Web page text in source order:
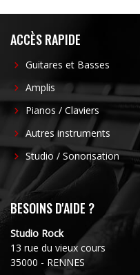
ACCÈS RAPIDE
Guitares et Basses
Amplis
Pianos / Claviers
Autres instruments
Studio / Sonorisation
BESOINS D'AIDE ?
Studio Rock
13 rue du vieux cours
35000 - RENNES